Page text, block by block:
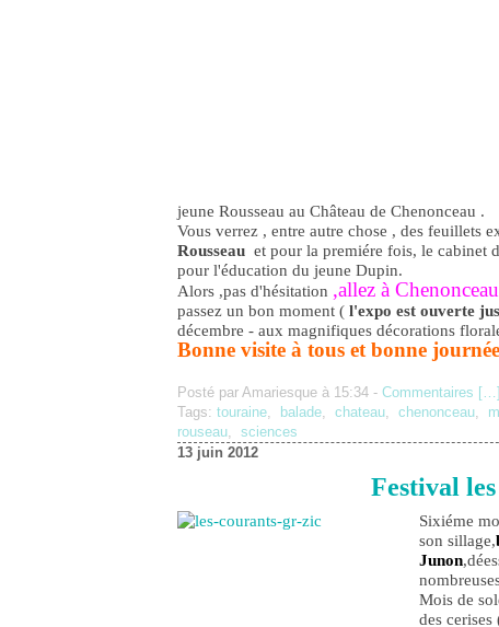
jeune Rousseau au Château de Chenonceau .
Vous verrez , entre autre chose , des feuillets
Rousseau et pour la premiére fois, le cabinet
pour l'éducation du jeune Dupin.
Alors ,pas d'hésitation ,allez à Chenonceau
passez un bon moment ( l'expo est ouverte
décembre - aux magnifiques décorations
Bonne visite à tous et bonne journée
Posté par Amariesque à 15:34 - Commentaires […]
Tags: touraine, balade, chateau, chenonceau,
rouseau, sciences
13 juin 2012
Festival
Sixiéme
son sillage,
Junon
Mois de
des